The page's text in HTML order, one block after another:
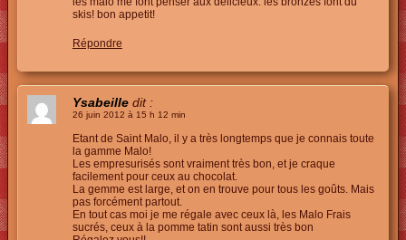
skis! bon appetit!
Répondre
Ysabeille dit :
26 juin 2012 à 15 h 12 min
Etant de Saint Malo, il y a très longtemps que je connais toute
la gamme Malo!
Les empresurisés sont vraiment très bon, et je craque
facilement pour ceux au chocolat.
La gemme est large, et on en trouve pour tous les goûts. Mais
pas forcément partout.
En tout cas moi je me régale avec ceux là, les Malo Frais
sucrés, ceux à la pomme tatin sont aussi très bon